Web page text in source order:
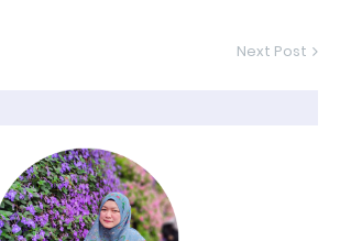
Next Post